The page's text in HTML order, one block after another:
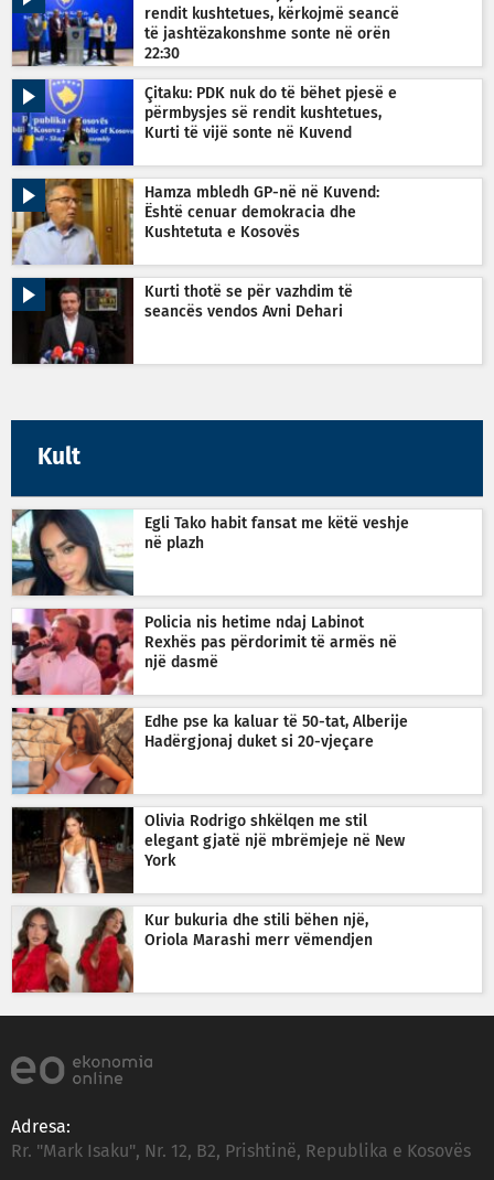
rendit kushtetues, kërkojmë seancë
të jashtëzakonshme sonte në orën
22:30
Çitaku: PDK nuk do të bëhet pjesë e
përmbysjes së rendit kushtetues,
Kurti të vijë sonte në Kuvend
Hamza mbledh GP-në në Kuvend:
Është cenuar demokracia dhe
Kushtetuta e Kosovës
Kurti thotë se për vazhdim të
seancës vendos Avni Dehari
Kult
Egli Tako habit fansat me këtë veshje
në plazh
Policia nis hetime ndaj Labinot
Rexhës pas përdorimit të armës në
një dasmë
Edhe pse ka kaluar të 50-tat, Alberije
Hadërgjonaj duket si 20-vjeçare
Olivia Rodrigo shkëlqen me stil
elegant gjatë një mbrëmjeje në New
York
Kur bukuria dhe stili bëhen një,
Oriola Marashi merr vëmendjen
Adresa:
Rr. "Mark Isaku", Nr. 12, B2, Prishtinë, Republika e Kosovës